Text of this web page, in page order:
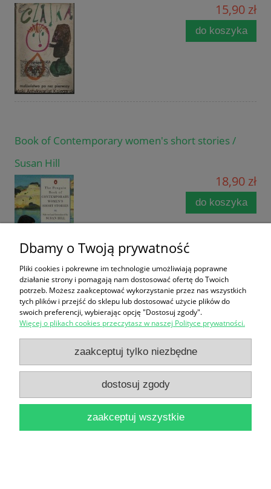
15,90 zł
do koszyka
Book of Contemporary women's short stories /
Susan Hill
18,90 zł
do koszyka
Niania w Nowym Jorku / Nicola Kraus, Emma
do koszyka
Dbamy o Twoją prywatność
Pliki cookies i pokrewne im technologie umożliwiają poprawne
działanie strony i pomagają nam dostosować ofertę do Twoich
potrzeb. Możesz zaakceptować wykorzystanie przez nas wszystkich
tych plików i przejść do sklepu lub dostosować użycie plików do
swoich preferencji, wybierając opcję "Dostosuj zgody".
Więcej o plikach cookies przeczytasz w naszej Polityce prywatności.
zaakceptuj tylko niezbędne
dostosuj zgody
zaakceptuj wszystkie